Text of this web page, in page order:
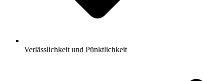
Verlässlichkeit und Pünktlichkeit